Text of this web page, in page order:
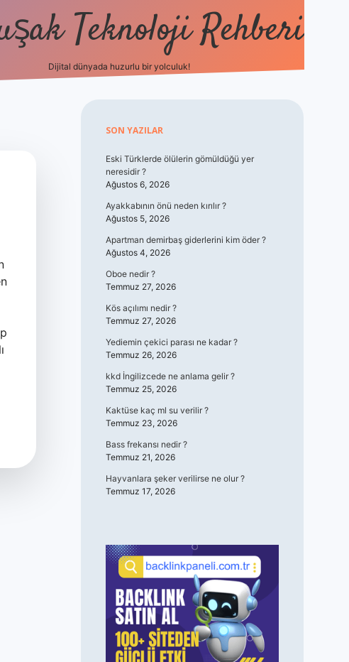
Teknoloji Rehberi
Dijital dünyada huzurlu bir yolculuk!
Sidebar
SON YAZILAR
Eski Türklerde ölülerin gömüldüğü yer
neresidir ?
Ağustos 6, 2026
Ayakkabının önü neden kırılır ?
Ağustos 5, 2026
Apartman demirbaş giderlerini kim öder ?
Ağustos 4, 2026
Oboe nedir ?
Temmuz 27, 2026
Kös açılımı nedir ?
Temmuz 27, 2026
Yediemin çekici parası ne kadar ?
Temmuz 26, 2026
kkd İngilizcede ne anlama gelir ?
Temmuz 25, 2026
Kaktüse kaç ml su verilir ?
Temmuz 23, 2026
Bass frekansı nedir ?
Temmuz 21, 2026
Hayvanlara şeker verilirse ne olur ?
Temmuz 17, 2026